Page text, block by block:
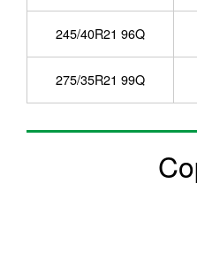
245/40R21 96Q
275/35R21 99Q